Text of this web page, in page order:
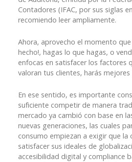
Contadores (IFAC, por sus siglas
recomiendo leer ampliamente.
Ahora, aprovecho el momento que
hecho!, hagas lo que hagas, o
enfocas en satisfacer los factores
valoran tus clientes, harás mejores
En ese sentido, es importante
suficiente competir de manera
mercado ya cambió con base en
nuevas generaciones, las cuales
consumo empiezan a exigir que la
satisfacer sus ideales de
accesibilidad digital y compliance